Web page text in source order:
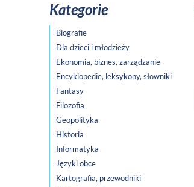
Kategorie
Biografie
Dla dzieci i młodzieży
Ekonomia, biznes, zarządzanie
Encyklopedie, leksykony, słowniki
Fantasy
Filozofia
Geopolityka
Historia
Informatyka
Języki obce
Kartografia, przewodniki